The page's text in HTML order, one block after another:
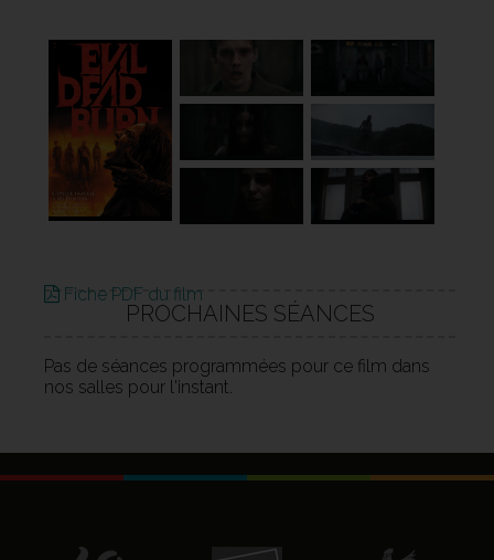
Fiche PDF du film
PROCHAINES SÉANCES
Pas de séances programmées pour ce film dans
nos salles pour l'instant.